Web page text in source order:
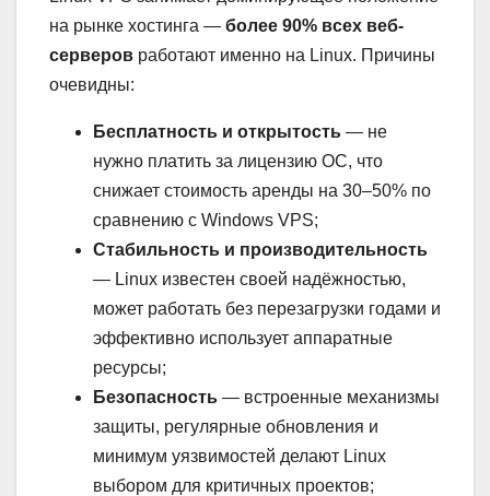
на рынке хостинга — более 90% всех веб-
серверов работают именно на Linux. Причины
очевидны:
Бесплатность и открытость — не
нужно платить за лицензию ОС, что
снижает стоимость аренды на 30–50% по
сравнению с Windows VPS;
Стабильность и производительность
— Linux известен своей надёжностью,
может работать без перезагрузки годами и
эффективно использует аппаратные
ресурсы;
Безопасность — встроенные механизмы
защиты, регулярные обновления и
минимум уязвимостей делают Linux
выбором для критичных проектов;